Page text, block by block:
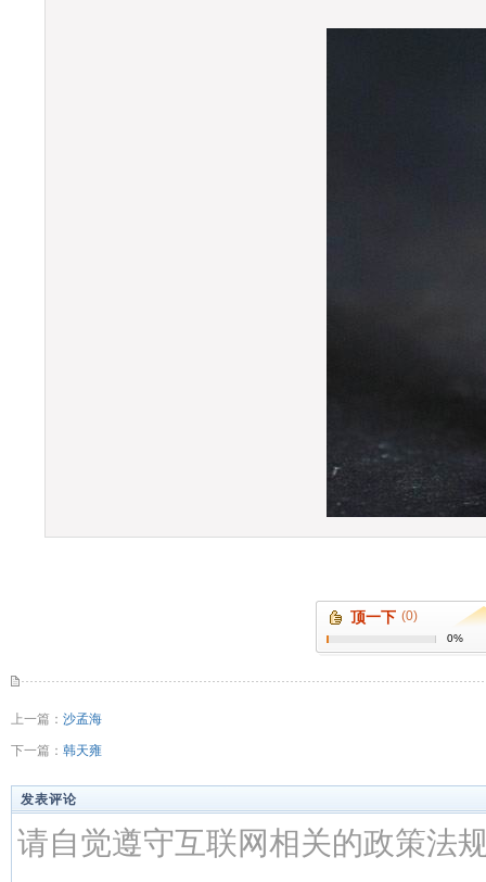
顶一下 (0)
0%
上一篇： 沙孟海
下一篇： 韩天雍
发表评论
请自觉遵守互联网相关的政策法